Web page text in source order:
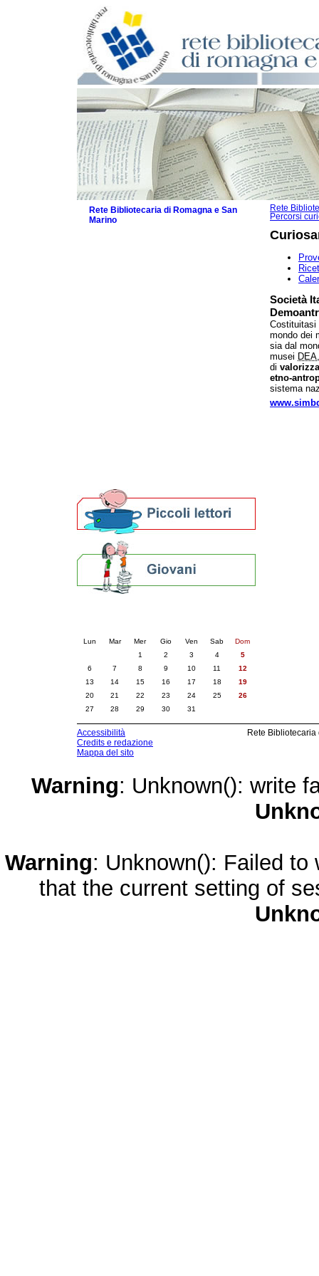
Rete
Percorsi
Società
Costituitasi
mondo dei
sia dal
musei DEA
di
etno-
sistema
Rete Bibliotecaria di Romagna e San
Marino
Lun Mar Mer Gio Ven Sab
Dom
1
2 3 4
5
6
7 8 9 10 11
12
13
14 15 16 17 18
19
20
21 22 23 24 25
26
27
28 29 30 31
Accessibilità
Credits e redazione
Mappa del sito
Rete
Warning: Unknown(): write
Warning: Unknown(): Failed
that the current setting of